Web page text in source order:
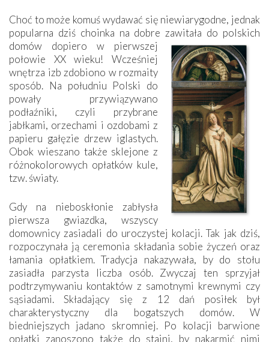
Choć to może komuś wydawać się niewiarygodne, jednak
popularna dziś choinka na dobre zawitała do polskich
domów dopiero w pierwszej
połowie XX wieku! Wcześniej
wnętrza izb zdobiono w rozmaity
sposób. Na południu Polski do
powały przywiązywano
podłaźniki, czyli przybrane
jabłkami, orzechami i ozdobami z
papieru gałęzie drzew iglastych.
Obok wieszano także sklejone z
różnokolorowych opłatków kule,
tzw. światy.
Gdy na nieboskłonie zabłysła
pierwsza gwiazdka, wszyscy
domownicy zasiadali do uroczystej kolacji. Tak jak dziś,
rozpoczynała ją ceremonia składania sobie życzeń oraz
łamania opłatkiem. Tradycja nakazywała, by do stołu
zasiadła parzysta liczba osób. Zwyczaj ten sprzyjał
podtrzymywaniu kontaktów z samotnymi krewnymi czy
sąsiadami. Składający się z 12 dań posiłek był
charakterystyczny dla bogatszych domów. W
biedniejszych jadano skromniej. Po kolacji barwione
opłatki zanoszono także do stajni, by nakarmić nimi